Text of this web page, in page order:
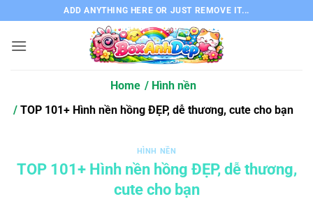
qua
nội
ADD ANYTHING HERE OR JUST REMOVE IT...
Home
Hình nền
TOP 101+ Hình nền hồng ĐẸP, dễ thương, cute cho bạn
HÌNH NỀN
TOP 101+ Hình nền hồng ĐẸP, dễ thương,
cute cho bạn